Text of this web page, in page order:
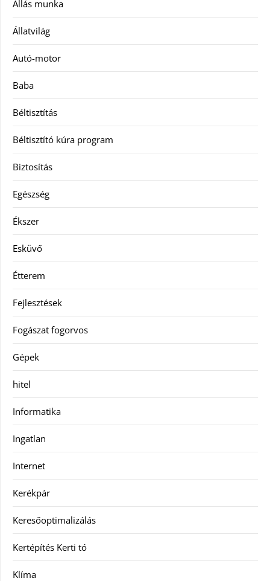
Állás munka
Állatvilág
Autó-motor
Baba
Béltisztítás
Béltisztító kúra program
Biztosítás
Egészség
Ékszer
Esküvő
Étterem
Fejlesztések
Fogászat fogorvos
Gépek
hitel
Informatika
Ingatlan
Internet
Kerékpár
Keresőoptimalizálás
Kertépítés Kerti tó
Klíma